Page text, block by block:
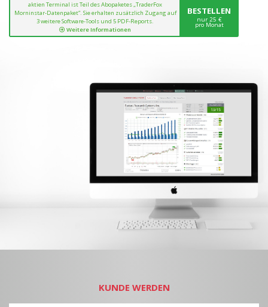
aktien Terminal ist Teil des Abopaketes „TraderFox
Morninstar-Datenpaket“. Sie erhalten zusätzlich Zugang auf
3 weitere Software-Tools und 5 PDF-Reports.
Weitere Informationen
BESTELLEN
nur 25 €
pro Monat
KUNDE WERDEN